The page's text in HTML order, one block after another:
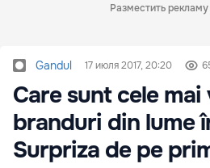
Разместить
Gandul 17 июля 2017, 20:20
Care sunt cele mai
branduri din lume
Surpriza de pe